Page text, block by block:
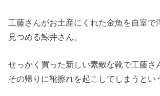
工藤さんがお土産にくれた金魚を自室で
見つめる鯨井さん。
せっかく買った新しい素敵な靴で工藤さ
その帰りに靴擦れを起こしてしまうと